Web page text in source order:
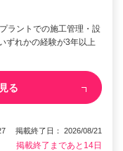
ラントでの施工管理・設
ずれかの経験が3年以上
る
掲載終了日： 2026/08/21
掲載終了まであと14日